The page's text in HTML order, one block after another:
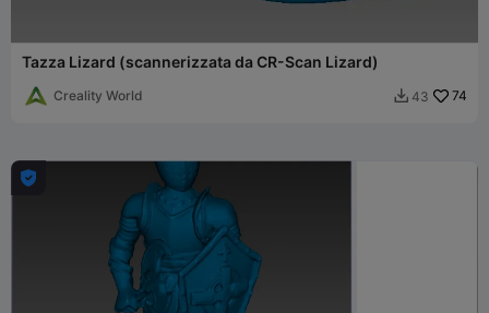
Tazza Lizard (scannerizzata da CR-Scan Lizard)
Creality World  43 74
